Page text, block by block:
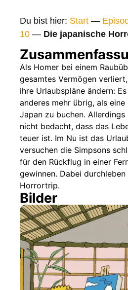
Gags
Gaststars
Fakten
Sendetermine
Nächste / Vorherige Folge
Du bist hier: Start —
10 — Die japanische
Als Homer bei einem
gesamtes Vermögen
ihre Urlaubspläne ändern:
anderes mehr übrig, als
Japan zu buchen. Allerdings
nicht bedacht, dass das
teuer ist. Im Nu ist das
versuchen die Simpsons
für den Rückflug in einer
gewinnen. Dabei
Horrortrip.
Bilder